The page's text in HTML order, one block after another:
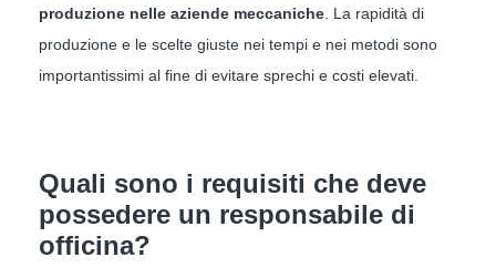
produzione nelle aziende meccaniche . La rapidità di
produzione e le scelte giuste nei tempi e nei metodi sono
importantissimi al fine di evitare sprechi e costi elevati.
Quali sono i requisiti che deve
possedere un responsabile di
officina?